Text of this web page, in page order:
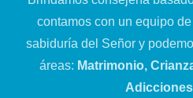
contamos con un equipo
sabiduría del Señor y
áreas: Matrimonio,